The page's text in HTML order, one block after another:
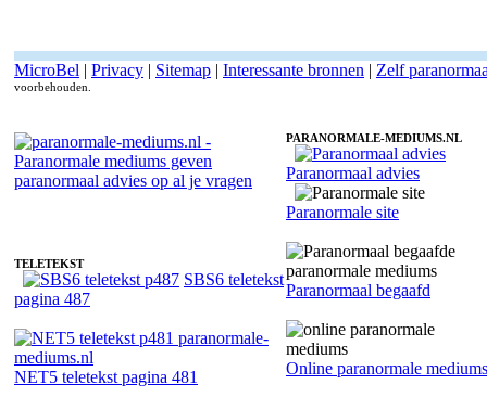
MicroBel | Privacy | Sitemap | Interessante bronnen | Zelf
voorbehouden.
TELETEKST
SBS6 teletekst
pagina 487
NET5 teletekst pagina 481
PARANORMALE-MEDIUMS.NL
Paranormaal advies
Paranormale site
Paranormaal begaafd
Online paranormale mediums